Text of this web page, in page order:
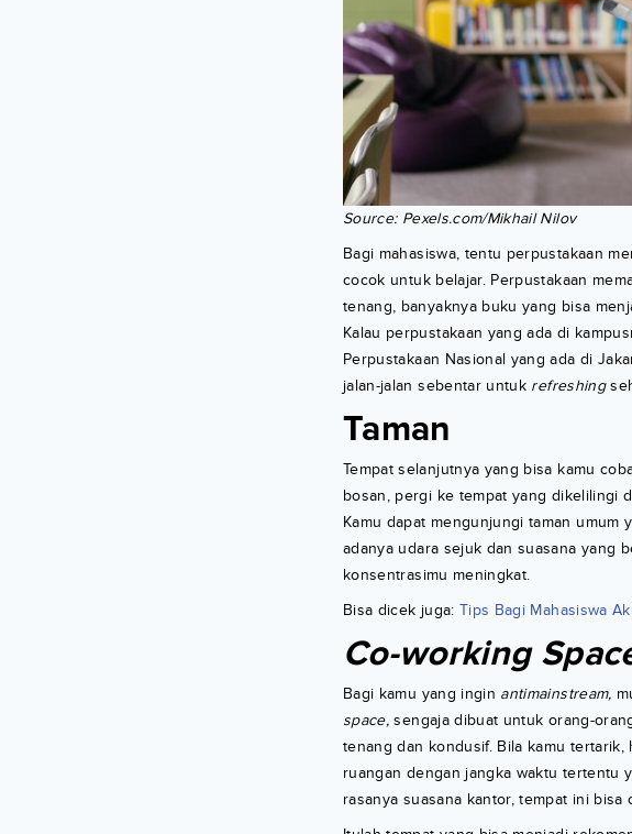
Source: Pexels.com/Mikhail Nilov
Bagi mahasiswa, tentu perpustakaan
cocok untuk belajar. Perpustakaan
tenang, banyaknya buku yang bisa
Kalau perpustakaan yang ada di
Perpustakaan Nasional yang ada di
jalan-jalan sebentar untuk refreshing
Taman
Tempat selanjutnya yang bisa kamu
bosan, pergi ke tempat yang dikelilingi
Kamu dapat mengunjungi taman umum
adanya udara sejuk dan suasana yang
konsentrasimu meningkat.
Bisa dicek juga: Tips Bagi Mahasiswa
Co-working
Bagi kamu yang ingin antimainstream,
space, sengaja dibuat untuk orang-
tenang dan kondusif. Bila kamu
ruangan dengan jangka waktu tertentu
rasanya suasana kantor, tempat ini bisa